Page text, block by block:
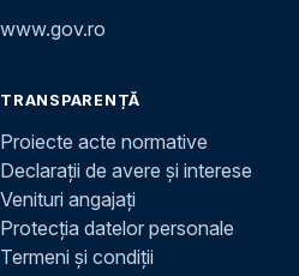
www.gov.ro
TRANSPARENȚĂ
Proiecte acte normative
Declarații de avere și interese
Venituri angajați
Protecția datelor personale
Termeni și condiții